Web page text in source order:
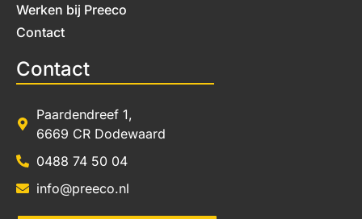
Werken bij Preeco
Contact
Contact
Paardendreef 1,
6669 CR Dodewaard
0488 74 50 04
info@preeco.nl